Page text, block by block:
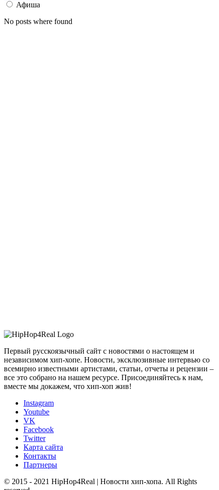
Афиша
No posts where found
Первый русскоязычный сайт с новостями о настоящем и
независимом хип-хопе. Новости, эксклюзивные интервью со
всемирно известными артистами, статьи, отчеты и рецензии –
все это собрано на нашем ресурсе. Присоединяйтесь к нам,
вместе мы докажем, что хип-хоп жив!
Instagram
Youtube
VK
Facebook
Twitter
Карта сайта
Контакты
Партнеры
© 2015 - 2021 HipHop4Real | Новости хип-хопа. All Rights